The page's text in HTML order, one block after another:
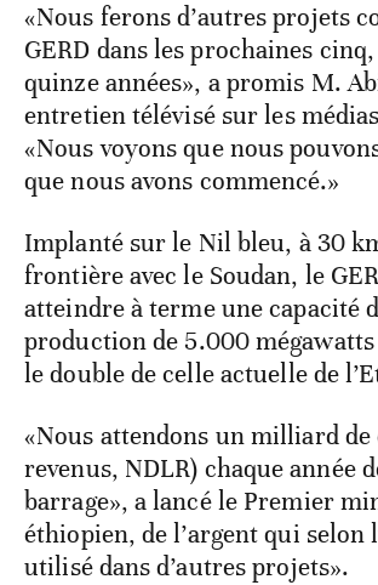
«Nous ferons d’autres projets
GERD dans les prochaines
quinze années», a promis M.
entretien télévisé sur les
«Nous voyons que nous
que nous avons commencé.»
Implanté sur le Nil bleu, à 30
frontière avec le Soudan, le
atteindre à terme une capacité
production de 5.000
le double de celle actuelle de
«Nous attendons un milliard de
revenus, NDLR) chaque année
barrage», a lancé le Premier
éthiopien, de l’argent qui selon
utilisé dans d’autres projets».